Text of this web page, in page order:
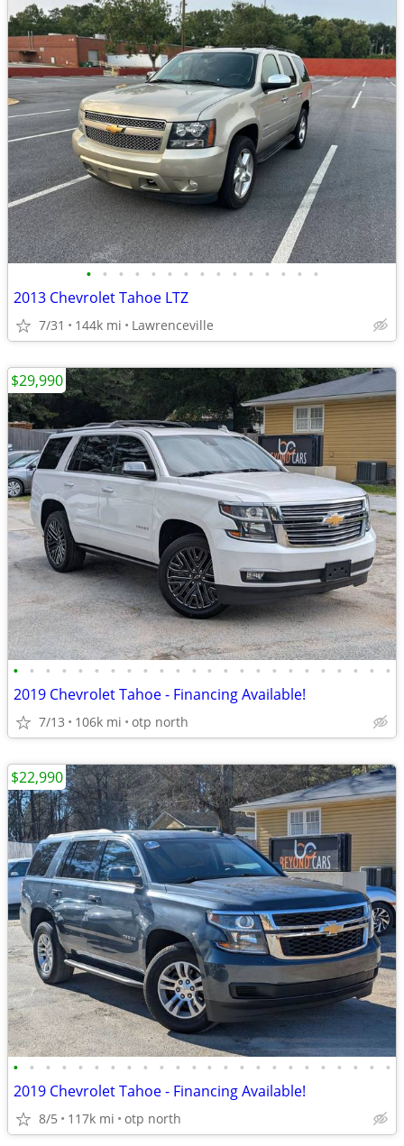
• • • • • • • • • • • • • • •
2013 Chevrolet Tahoe LTZ
7/31 144k mi Lawrenceville
• • • • • • • • • • • • • • • • • • • • • • • •
2019 Chevrolet Tahoe - Financing Available!
7/13 106k mi otp north
$29,990
• • • • • • • • • • • • • • • • • • • • • • • •
2019 Chevrolet Tahoe - Financing Available!
8/5 117k mi otp north
$22,990